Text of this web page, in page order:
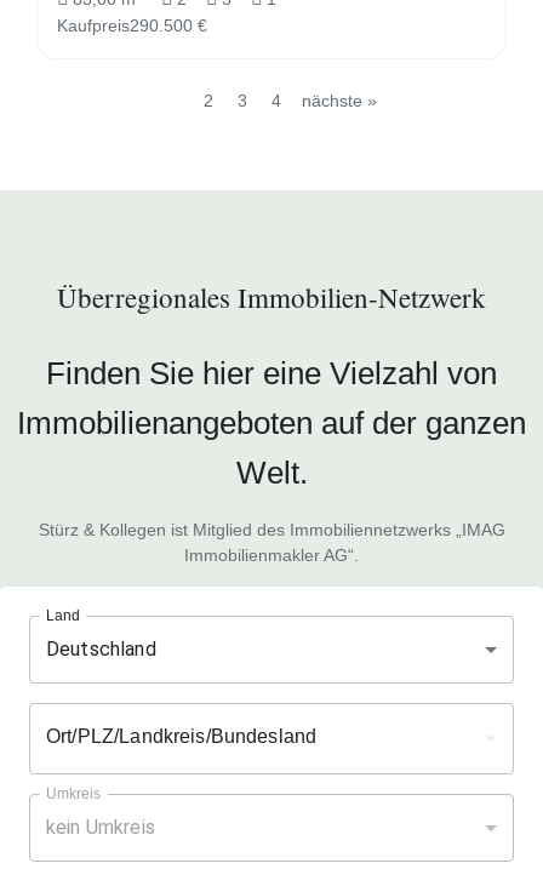
Kaufpreis290.500 €
2 3 4 nächste »
Überregionales Immobilien-Netzwerk
Finden Sie hier eine Vielzahl von
Immobilienangeboten auf der ganzen
Welt.
Stürz & Kollegen ist Mitglied des Immobiliennetzwerks „IMAG
Immobilienmakler AG“.
Land
Deutschland
Ort/PLZ/Landkreis/Bundesland
Umkreis
kein Umkreis